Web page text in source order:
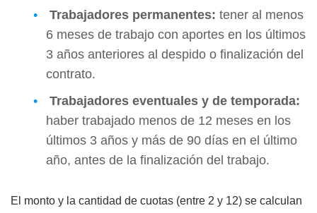
Trabajadores permanentes: tener al menos
6 meses de trabajo con aportes en los últimos
3 años anteriores al despido o finalización del
contrato.
Trabajadores eventuales y de temporada:
haber trabajado menos de 12 meses en los
últimos 3 años y más de 90 días en el último
año, antes de la finalización del trabajo.
El monto y la cantidad de cuotas (entre 2 y 12) se calculan